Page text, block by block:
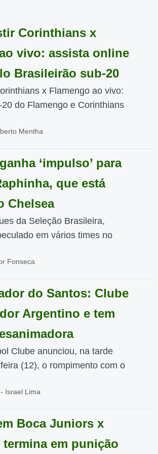
Corinthians x
vivo: assista online
Brasileirão sub-20
x Flamengo ao vivo:
do Flamengo e Corinthians
Mentha
‘impulso’ para
que está
Chelsea
da Seleção Brasileira,
em vários times no
Fonseca
do Santos: Clube
Argentino e tem
Clube anunciou, na tarde
(12), o rompimento com o
Israel Lima
Boca Juniors x
termina em punição